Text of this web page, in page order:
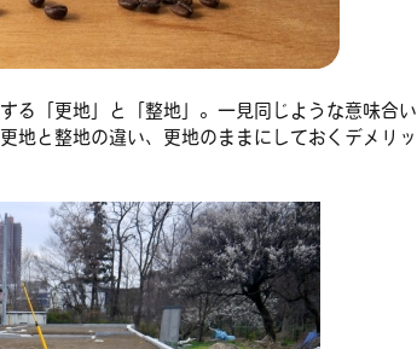
る「更地」と「整地」。一見同じような意味合い
地と整地の違い、更地のままにしておくデメリッ